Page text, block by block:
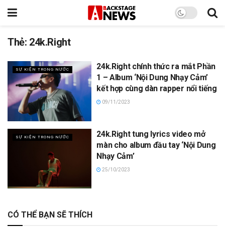
Thẻ: 24k.Right
SỰ KIỆN TRONG NƯỚC
24k.Right chính thức ra mắt Phần
1 – Album ‘Nội Dung Nhạy Cảm’
kết hợp cùng dàn rapper nổi tiếng
09/11/2023
SỰ KIỆN TRONG NƯỚC
24k.Right tung lyrics video mở
màn cho album đầu tay ‘Nội Dung
Nhạy Cảm’
25/10/2023
CÓ THỂ BẠN SẼ THÍCH